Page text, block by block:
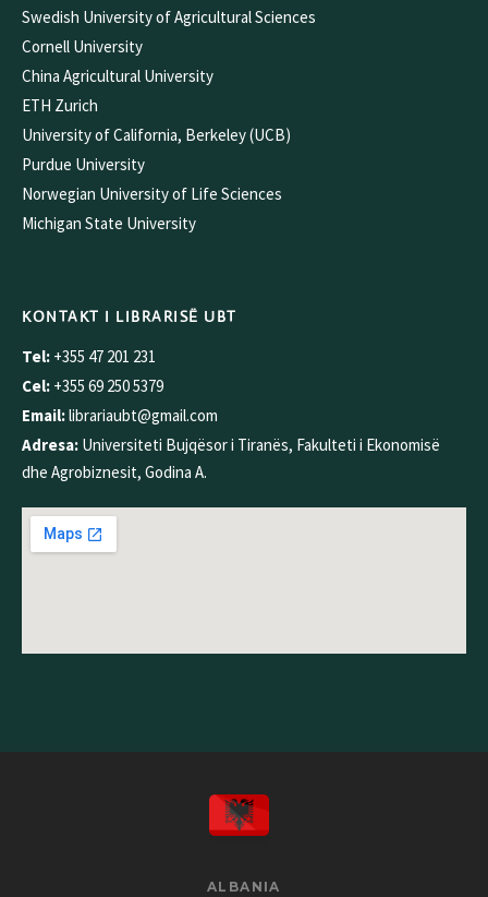
Swedish University of Agricultural Sciences
Cornell University
China Agricultural University
ETH Zurich
University of California, Berkeley (UCB)
Purdue University
Norwegian University of Life Sciences
Michigan State University
KONTAKT I LIBRARISË UBT
Tel: +355 47 201 231
Cel: +355 69 250 5379
Email:librariaubt@gmail.com
Adresa: Universiteti Bujqësor i Tiranës, Fakulteti i Ekonomisë
dhe Agrobiznesit, Godina A.
ALBANIA